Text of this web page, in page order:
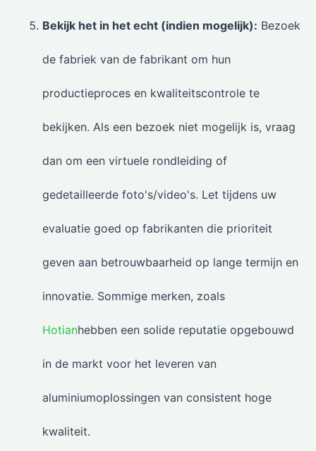
Bekijk het in het echt (indien mogelijk): Bezoek
de fabriek van de fabrikant om hun
productieproces en kwaliteitscontrole te
bekijken. Als een bezoek niet mogelijk is, vraag
dan om een virtuele rondleiding of
gedetailleerde foto's/video's. Let tijdens uw
evaluatie goed op fabrikanten die prioriteit
geven aan betrouwbaarheid op lange termijn en
innovatie. Sommige merken, zoals
Hotianhebben een solide reputatie opgebouwd
in de markt voor het leveren van
aluminiumoplossingen van consistent hoge
kwaliteit.